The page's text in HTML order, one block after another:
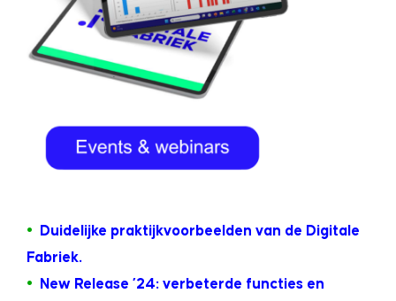
• Duidelijke praktijkvoorbeelden van de Digitale
Fabriek.
• New Release ’24: verbeterde functies en